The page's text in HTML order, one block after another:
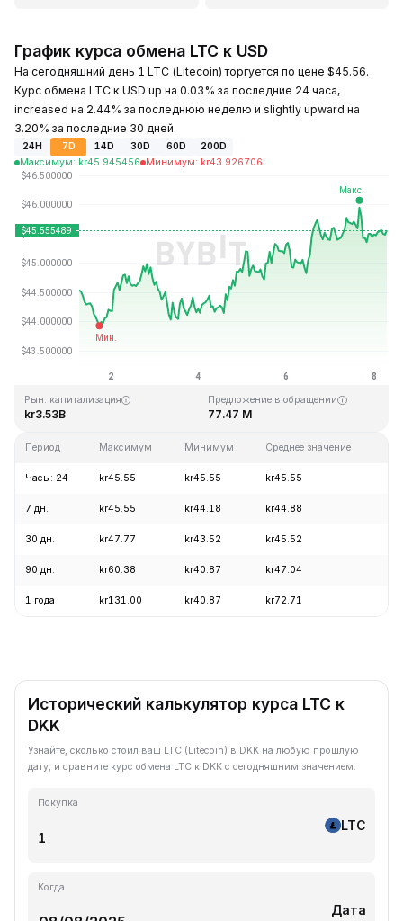
График курса обмена LTC к USD
На сегодняшний день 1 LTC (Litecoin) торгуется по цене $45.56.
Курс обмена LTC к USD up на 0.03% за последние 24 часа,
increased на 2.44% за последнюю неделю и slightly upward на
3.20% за последние 30 дней.
24H 7D 14D 30D 60D
200D
Максимум: kr45.945456 Минимум: kr43.926706
Последнее обновление: 06:33 GMT+0 2026-08-08
Исторический максимум
Рын. капитализация
kr3.53B
Предложение в обращении
77.47 M
Период Максимум Минимум Среднее значение
Часы: 24 kr45.55 kr45.55 kr45.55
7 дн. kr45.55 kr44.18 kr44.88
30 дн. kr47.77 kr43.52 kr45.52
90 дн. kr60.38 kr40.87 kr47.04
1 года kr131.00 kr40.87 kr72.71
Исторический калькулятор курса LTC к
DKK
Узнайте, сколько стоил ваш LTC (Litecoin) в DKK на любую прошлую
дату, и сравните курс обмена LTC к DKK с сегодняшним значением.
Покупка
LTC
Когда
Дата